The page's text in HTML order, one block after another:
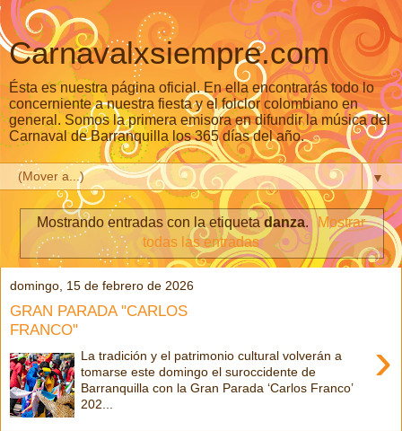
Carnavalxsiempre.com
Ésta es nuestra página oficial. En ella encontrarás todo lo
concerniente a nuestra fiesta y el folclor colombiano en
general. Somos la primera emisora en difundir la música del
Carnaval de Barranquilla los 365 días del año.
▼
Mostrando entradas con la etiquetadanza. Mostrar
todas las entradas
domingo, 15 de febrero de 2026
GRAN PARADA "CARLOS
FRANCO"
›
La tradición y el patrimonio cultural volverán a
tomarse este domingo el suroccidente de
Barranquilla con la Gran Parada ‘Carlos Franco’
202...